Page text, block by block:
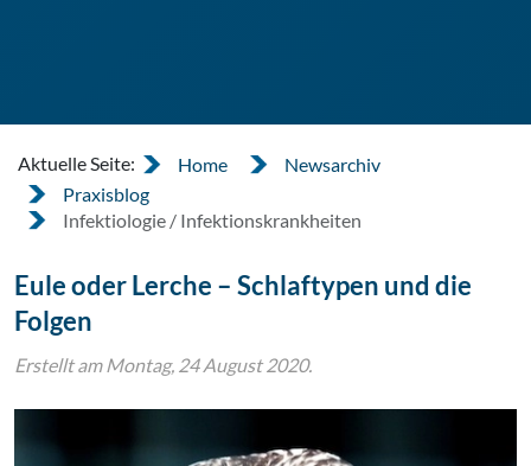
Aktuelle Seite: Home
Newsarchiv
Praxisblog
Infektiologie / Infektionskrankheiten
Eule oder Lerche – Schlaftypen und die
Folgen
Erstellt am Montag, 24 August 2020.